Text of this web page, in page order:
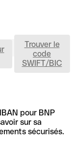
Trouver le
code
SWIFT/BIC
pour BNP
sur sa
sécurisés.